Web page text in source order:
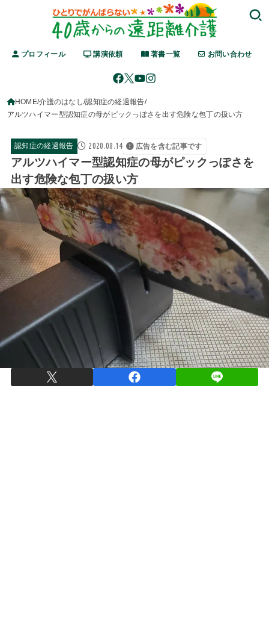
プロフィール 講演依頼 著書一覧 お問い合わせ
HOME 介護のはなし 認知症の経過報告
アルツハイマー型認知症の母がピックっぽさを出す危険な包丁の扱い方
認知症の経過報告 2020.08.14 広告を含む記事です
アルツハイマー型認知症の母がピックっぽさを
出す危険な包丁の扱い方